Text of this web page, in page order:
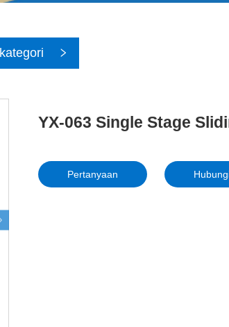
YX-063 Single Stage
Pertanyaan